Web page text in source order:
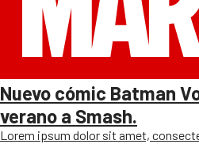
Nuevo cómic Batman
verano a Smash.
Lorem ipsum dolor sit amet,